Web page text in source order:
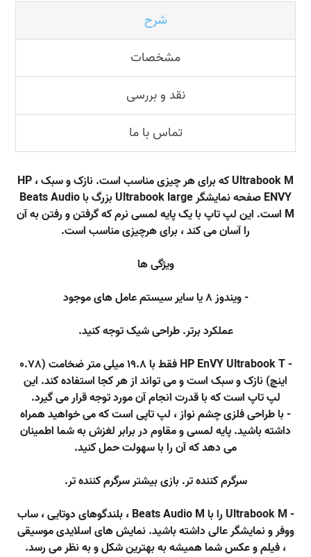
شرح
مشخصات
نقد و بررسی
تماس با ما
Ultrabook M که برای هر چیزی مناسب است. نازک و سبک ، HP
ENVY صفحه نمایشگر Ultrabook large بزرگ با Beats Audio
M است. این لپ تاپ با یک پایه لمسی نرم که گرفتن و رفتن به آن
را آسان می کند ، برای هرچیزی مناسب است.
ویژگی ها
- ویندوز 8 یا سایر سیستم عامل های موجود
عملکرد برتر. طراحی شیک توجه کنید.
- HP EnVY Ultrabook T فقط با 19.8 میلی متر ضخامت (0.78
اینچ) نازک و سبک است و می تواند از هر کجا استفاده کند. این
لپ تاپ است که با قدرت انجام آن مورد توجه قرار می گیرد.
- با طراحی فلزی چشم نواز ، لپ تاپی است که می خواهید همراه
داشته باشید. پایه لمسی و مقاوم در برابر لغزش به شما اطمینان
می دهد که آن را با سهولت حمل کنید.
سرگرم کننده تر. بازی بیشتر سرگرم کننده تر.
- Ultrabook M را با Beats Audio M ، بلندگوهای دوتایی ، ساب
ووفر و نمایشگر عالی داشته باشید. نمایش های اسلایدی موسیقی
، فیلم و عکس شما همیشه به بهترین شکل و به نظر می رسد.